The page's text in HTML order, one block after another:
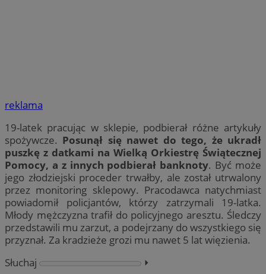
reklama
19-latek pracując w sklepie, podbierał różne artykuły
spożywcze. Posunął się nawet do tego, że ukradł
puszkę z datkami na Wielką Orkiestrę Świątecznej
Pomocy, a z innych podbierał banknoty. Być może
jego złodziejski proceder trwałby, ale został utrwalony
przez monitoring sklepowy. Pracodawca natychmiast
powiadomił policjantów, którzy zatrzymali 19-latka.
Młody mężczyzna trafił do policyjnego aresztu. Śledczy
przedstawili mu zarzut, a podejrzany do wszystkiego się
przyznał. Za kradzieże grozi mu nawet 5 lat więzienia.
Słuchaj
⏵︎